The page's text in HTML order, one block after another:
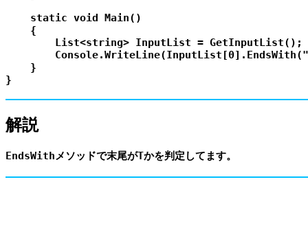
    static void Main()
    {
        List<string> InputList = GetInputList();
    }
解説